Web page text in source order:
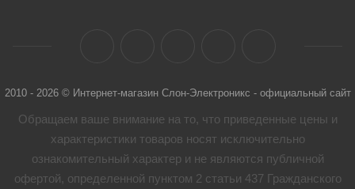
2010 - 2026 © Интернет-магазин Слон-Электроникс - официальный сайт
Обращаем ваше внимание на то, что приведенные цены и
характеристики товaров носят исключительно
ознакомительный характер и не являются публичной
офертой, определенной пунктом 2 статьи 437 Гражданского